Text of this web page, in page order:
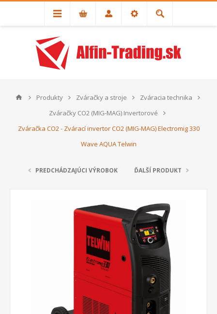
Produkty Zváračky a stroje
Zváracia technika
Zváračky CO2 (MIG-MAG) Invertorové
Zváračka CO2 - Zvárací invertor CO2 (MIG-MAG) Electromig 330
Wave AQUA Telwin
PREDCHÁDZAJÚCI VÝROBOK ĎALŠÍ PRODUKT